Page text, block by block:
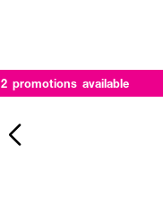
2 promotions available